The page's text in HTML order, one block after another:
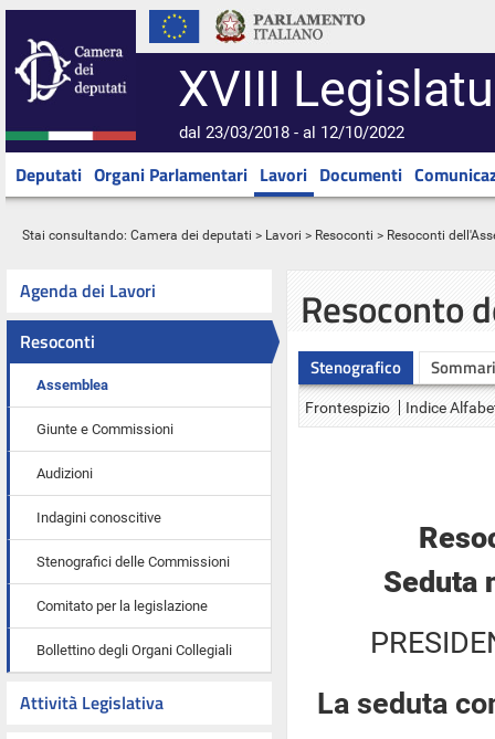
XVIII
dal 23/03/2018 - al 12/10/2022
Deputati Organi Parlamentari Lavori Documenti
Stai consultando: Camera dei deputati > Lavori > Resoconti > Resoconti
Agenda dei Lavori
Resoconti
Assemblea
Giunte e Commissioni
Audizioni
Indagini conoscitive
Stenografici delle Commissioni
Comitato per la legislazione
Bollettino degli Organi Collegiali
Attività Legislativa
Resoconto
Stenografico
Frontespizio Indice
Seduta
La seduta